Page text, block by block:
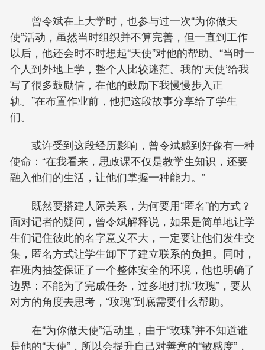
曾令斌在上大学时，也参与过一次“为你做天
使”活动，虽然当时组织并不算完善，但一直到工作
以后，他还会时不时想起“天使”对他的帮助。“当时一
个人到外地上学，整个人比较迷茫。我的‘天使’给我
写了很多鼓励信，在他的鼓励下我慢慢步入正
轨。”在布置作业前，他把这段故事分享给了学生
们。
或许受到这段经历影响，曾令斌感到好像有一种
使命：“在我看来，思政课不仅是教学生知识，还要
融入他们的生活，让他们掌握一种能力。”
既然要搭建人际关系，为何要用“匿名”的方式？
面对记者的疑问，曾令斌解释说，如果是简单地让学
生们记住彼此的名字意义不大，一定要让他们发生交
集，匿名方式让学生卸下了建立联系的负担。同时，
在班内抽签保证了一个整体安全的环境，他也明确了
边界：不能为了完成任务，过多地打扰“玫瑰”，要从
对方的角度去思考，“玫瑰”到底需要什么帮助。
在“为你做天使”活动里，由于“玫瑰”并不知道谁
是他的“天使”，所以会提升自己对善意的“敏感度”，